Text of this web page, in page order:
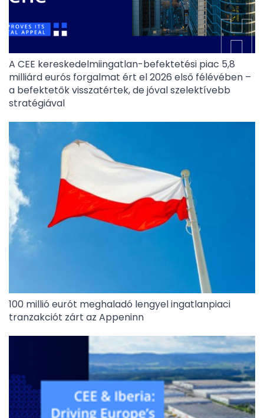
A CEE kereskedelmiingatlan-befektetési piac 5,8
milliárd eurós forgalmat ért el 2026 első félévében –
a befektetők visszatértek, de jóval szelektívebb
stratégiával
100 millió eurót meghaladó lengyel ingatlanpiaci
tranzakciót zárt az Appeninn